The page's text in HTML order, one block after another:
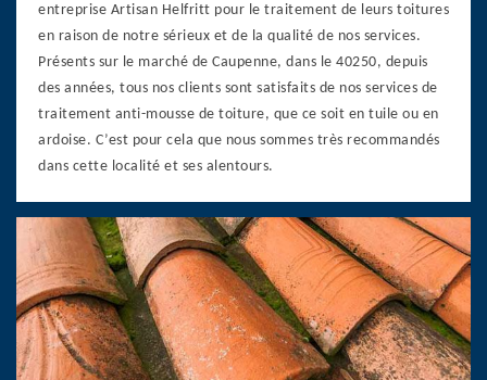
entreprise Artisan Helfritt pour le traitement de leurs toitures
en raison de notre sérieux et de la qualité de nos services.
Présents sur le marché de Caupenne, dans le 40250, depuis
des années, tous nos clients sont satisfaits de nos services de
traitement anti-mousse de toiture, que ce soit en tuile ou en
ardoise. C’est pour cela que nous sommes très recommandés
dans cette localité et ses alentours.